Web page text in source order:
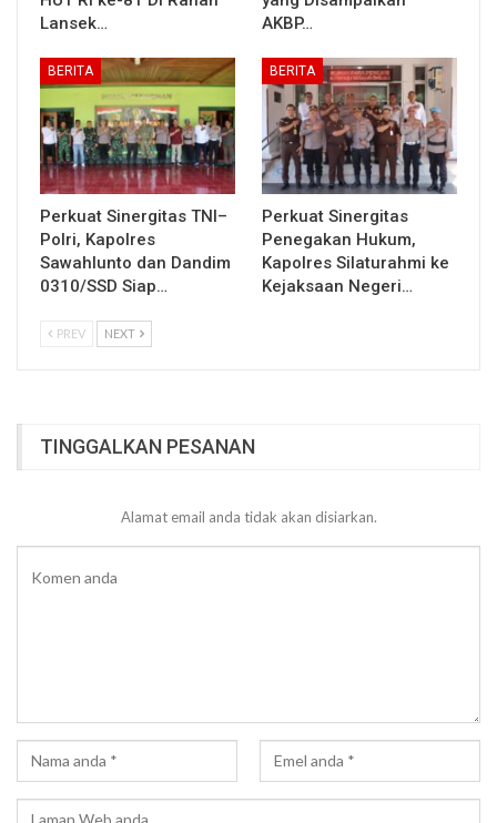
Lansek…
AKBP…
BERITA
Perkuat Sinergitas TNI–
Polri, Kapolres
Sawahlunto dan Dandim
0310/SSD Siap…
BERITA
Perkuat Sinergitas
Penegakan Hukum,
Kapolres Silaturahmi ke
Kejaksaan Negeri…
PREV NEXT
TINGGALKAN PESANAN
Alamat email anda tidak akan disiarkan.